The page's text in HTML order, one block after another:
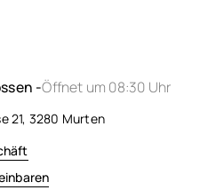
-Öffnet um 08:30 Uhr
21, 3280 Murten